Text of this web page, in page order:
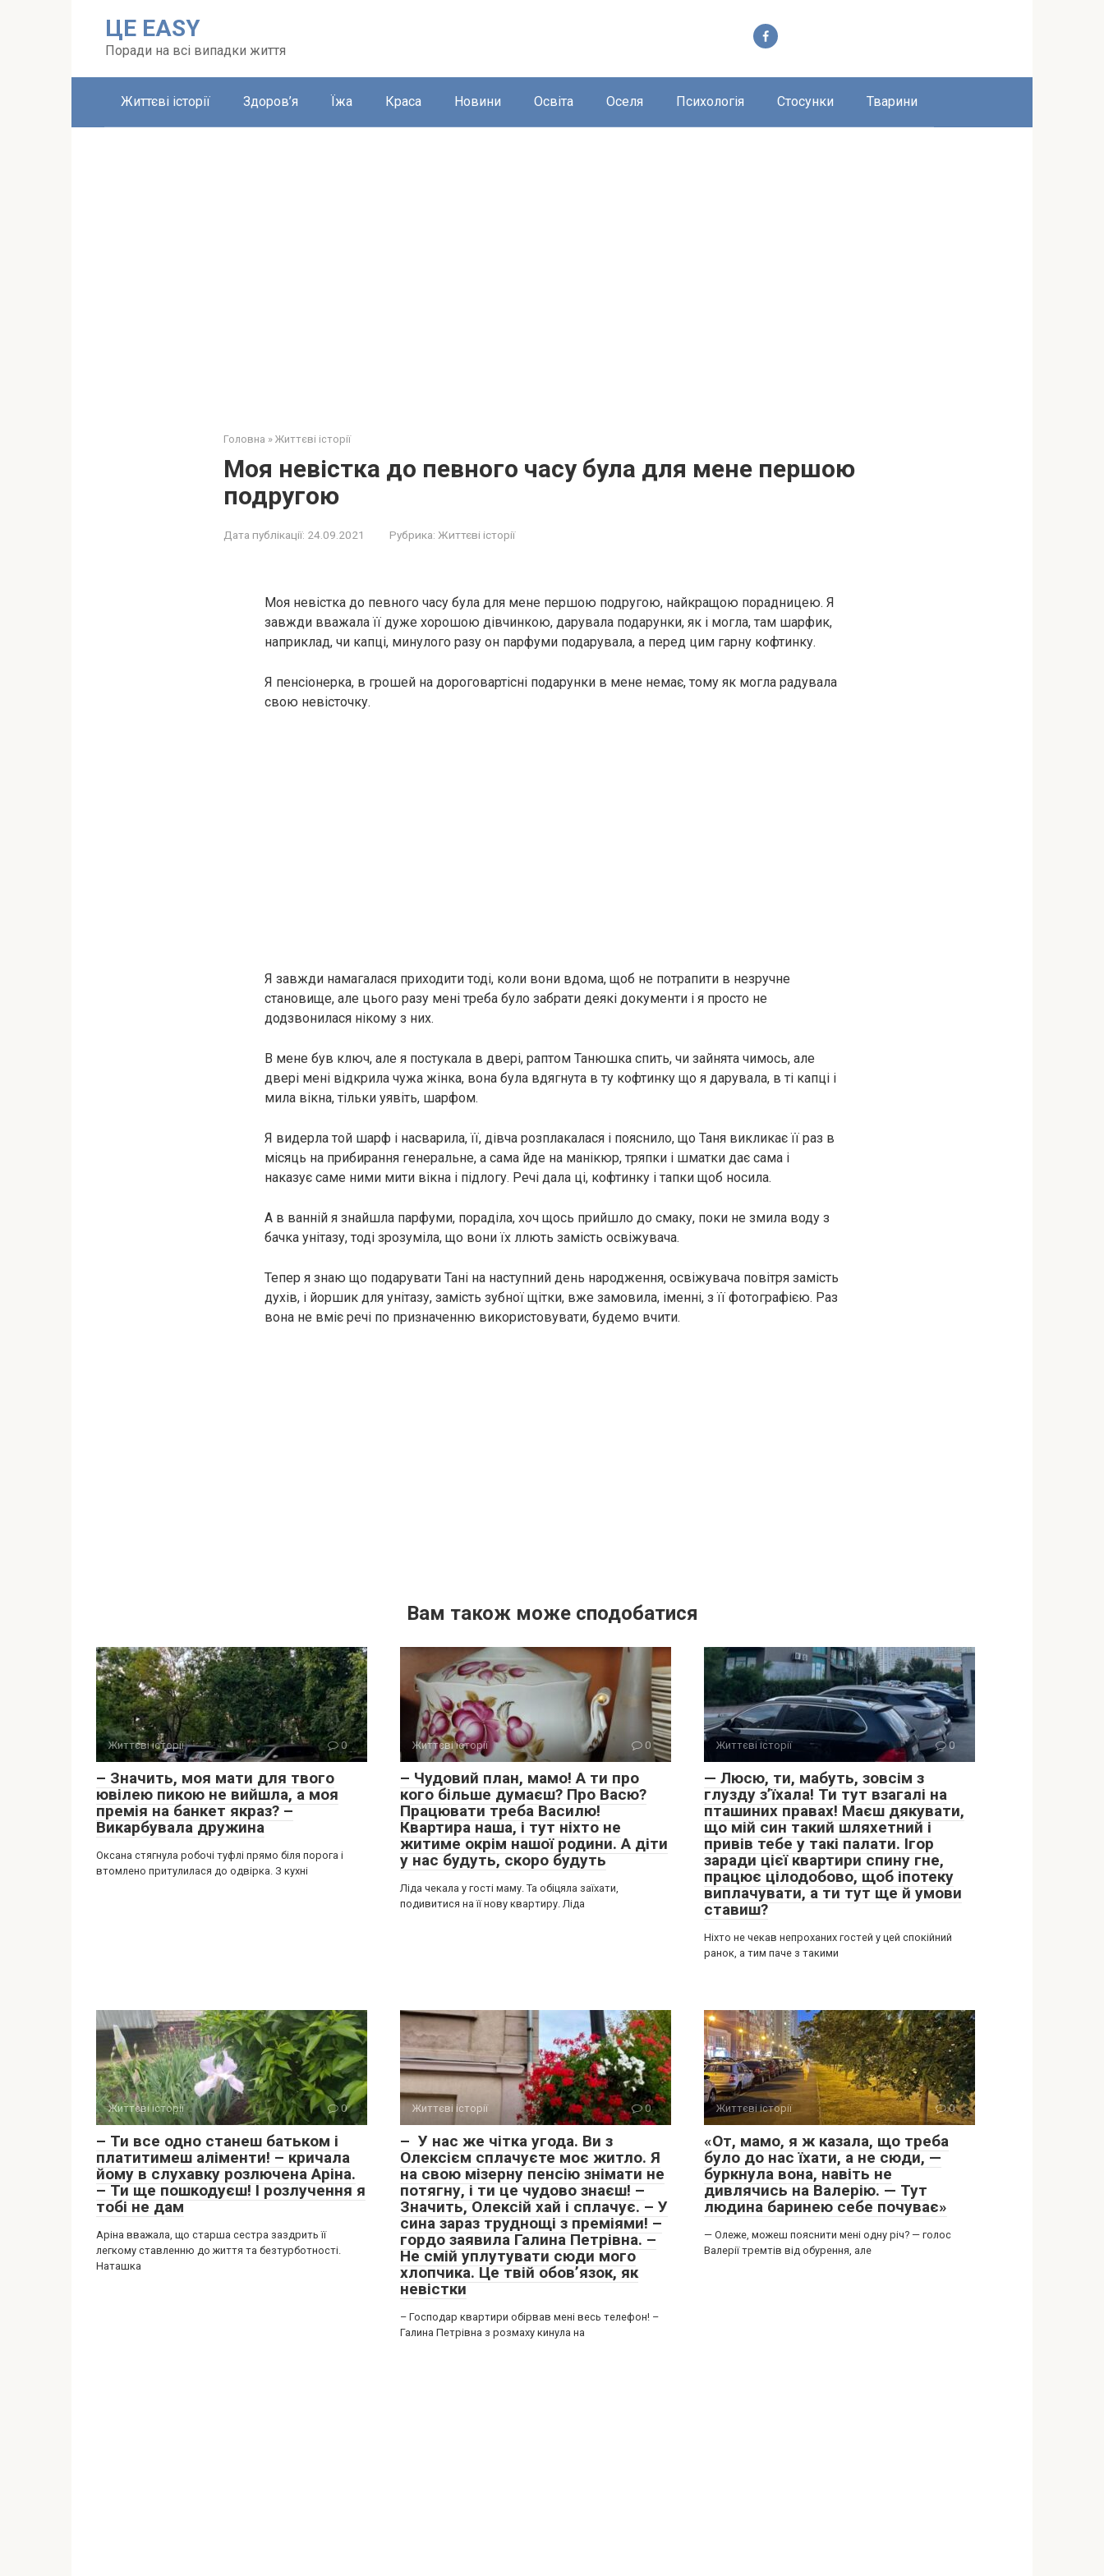
ЦЕ EASY
Поради на всі випадки життя
Життєві історії Здоров’я Їжа Краса Новини Освіта Оселя Психологія Стосунки Тварини
Головна » Життєві історії
Моя невістка до певного часу була для мене першою
подругою
Дата публікації: 24.09.2021 Рубрика: Життєві історії
Моя невістка до певного часу була для мене першою подругою, найкращою порадницею. Я
завжди вважала її дуже хорошою дівчинкою, дарувала подарунки, як і могла, там шарфик,
наприклад, чи капці, минулого разу он парфуми подарувала, а перед цим гарну кофтинку.
Я пенсіонерка, в грошей на дороговартісні подарунки в мене немає, тому як могла радувала
свою невісточку.
Я завжди намагалася приходити тоді, коли вони вдома, щоб не потрапити в незручне
становище, але цього разу мені треба було забрати деякі документи і я просто не
додзвонилася нікому з них.
В мене був ключ, але я постукала в двері, раптом Танюшка спить, чи зайнята чимось, але
двері мені відкрила чужа жінка, вона була вдягнута в ту кофтинку що я дарувала, в ті капці і
мила вікна, тільки уявіть, шарфом.
Я видерла той шарф і насварила, її, дівча розплакалася і пояснило, що Таня викликає її раз в
місяць на прибирання генеральне, а сама йде на манікюр, тряпки і шматки дає сама і
наказує саме ними мити вікна і підлогу. Речі дала ці, кофтинку і тапки щоб носила.
А в ванній я знайшла парфуми, пораділа, хоч щось прийшло до смаку, поки не змила воду з
бачка унітазу, тоді зрозуміла, що вони їх ллють замість освіжувача.
Тепер я знаю що подарувати Тані на наступний день народження, освіжувача повітря замість
духів, і йоршик для унітазу, замість зубної щітки, вже замовила, іменні, з її фотографією. Раз
вона не вміє речі по призначенню використовувати, будемо вчити.
Вам також може сподобатися
Життєві історії 0
– Значить, моя мати для твого
ювілею пикою не вийшла, а моя
премія на банкет якраз? –
Викарбувала дружина
Оксана стягнула робочі туфлі прямо біля порога і
втомлено притулилася до одвірка. З кухні
Життєві історії 0
– Чудовий план, мамо! А ти про
кого більше думаєш? Про Васю?
Працювати треба Василю!
Квартира наша, і тут ніхто не
житиме окрім нашої родини. А діти
у нас будуть, скоро будуть
Ліда чекала у гості маму. Та обіцяла заїхати,
подивитися на її нову квартиру. Ліда
Життєві історії 0
— Люсю, ти, мабуть, зовсім з
глузду з’їхала! Ти тут взагалі на
пташиних правах! Маєш дякувати,
що мій син такий шляхетний і
привів тебе у такі палати. Ігор
заради цієї квартири спину гне,
працює цілодобово, щоб іпотеку
виплачувати, а ти тут ще й умови
ставиш?
Ніхто не чекав непроханих гостей у цей спокійний
ранок, а тим паче з такими
Життєві історії 0
– Ти все одно станеш батьком і
платитимеш аліменти! – кричала
йому в слухавку розлючена Аріна.
– Ти ще пошкодуєш! І розлучення я
тобі не дам
Аріна вважала, що старша сестра заздрить її
легкому ставленню до життя та безтурботності.
Наташка
Життєві історії 0
– У нас же чітка угода. Ви з
Олексієм сплачуєте моє житло. Я
на свою мізерну пенсію знімати не
потягну, і ти це чудово знаєш! –
Значить, Олексій хай і сплачує. – У
сина зараз труднощі з преміями! –
гордо заявила Галина Петрівна. –
Не смій уплутувати сюди мого
хлопчика. Це твій обов’язок, як
невістки
– Господар квартири обірвав мені весь телефон! –
Галина Петрівна з розмаху кинула на
Життєві історії 0
«От, мамо, я ж казала, що треба
було до нас їхати, а не сюди, —
буркнула вона, навіть не
дивлячись на Валерію. — Тут
людина баринею себе почуває»
— Олеже, можеш пояснити мені одну річ? — голос
Валерії тремтів від обурення, але